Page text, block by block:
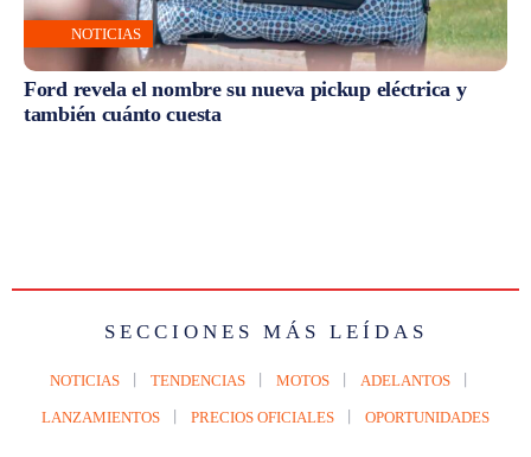
NOTICIAS
Ford revela el nombre su nueva pickup eléctrica y
también cuánto cuesta
SECCIONES MÁS LEÍDAS
NOTICIAS TENDENCIAS MOTOS ADELANTOS
LANZAMIENTOS PRECIOS OFICIALES OPORTUNIDADES